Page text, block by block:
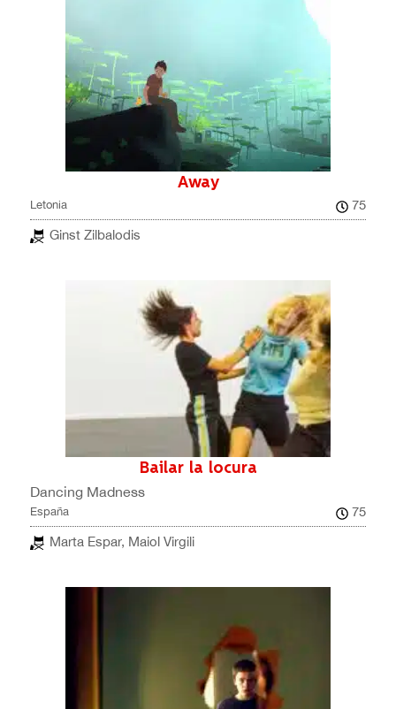
Away
Letonia
75
Ginst Zilbalodis
Bailar la locura
Dancing Madness
España
75
Marta Espar, Maiol Virgili